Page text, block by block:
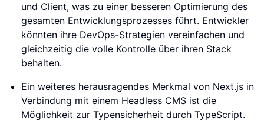
und Client, was zu einer besseren Optimierung des
gesamten Entwicklungsprozesses führt. Entwickler
könnten ihre DevOps-Strategien vereinfachen und
gleichzeitig die volle Kontrolle über ihren Stack
behalten.
Ein weiteres herausragendes Merkmal von Next.js in
Verbindung mit einem Headless CMS ist die
Möglichkeit zur Typensicherheit durch TypeScript.